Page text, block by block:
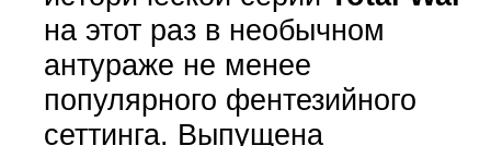
на этот раз в необычном
антураже не менее
популярного фентезийного
сеттинга. Выпущена